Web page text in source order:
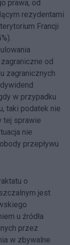
prawa, od
rezydentami
Francji
od
zagranicznych
w przypadku
taki podatek nie
tej sprawie
nie
przepływu
o
jest
u źródła
przez
w zbywalne